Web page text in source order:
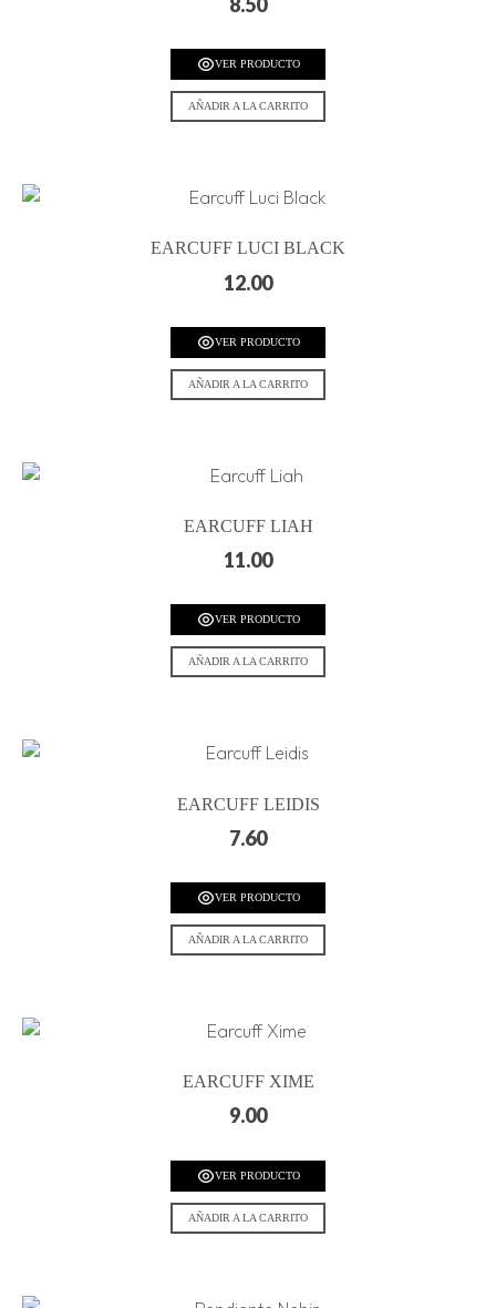
VER PRODUCTO
AÑADIR A LA CARRITO
EARCUFF LUCI BLACK
12.00
VER PRODUCTO
AÑADIR A LA CARRITO
EARCUFF LIAH
11.00
VER PRODUCTO
AÑADIR A LA CARRITO
EARCUFF LEIDIS
7.60
VER PRODUCTO
AÑADIR A LA CARRITO
EARCUFF XIME
9.00
VER PRODUCTO
AÑADIR A LA CARRITO